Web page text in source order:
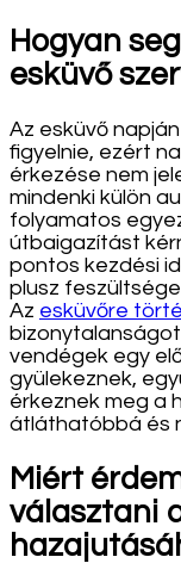
Hogyan
esküvő
Az esküvő
figyelnie, ezért
érkezése nem
mindenki külön
folyamatos
útbaigazítást
pontos kezdési
plusz
Az esküvőre
vendégek egy
gyülekeznek,
érkeznek meg a
átláthatóbbá és
Miért
választani